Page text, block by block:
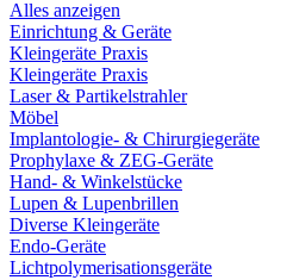
Alles anzeigen
Einrichtung & Geräte
Kleingeräte Praxis
Kleingeräte Praxis
Laser & Partikelstrahler
Möbel
Implantologie- & Chirurgiegeräte
Prophylaxe & ZEG-Geräte
Hand- & Winkelstücke
Lupen & Lupenbrillen
Diverse Kleingeräte
Endo-Geräte
Lichtpolymerisationsgeräte